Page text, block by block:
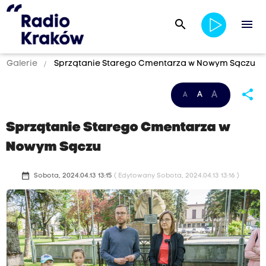
search menu
Galerie Sprzątanie Starego Cmentarza w Nowym Sączu
A A A share
Sprzątanie Starego Cmentarza w
Nowym Sączu
date_range Sobota, 2024.04.13 13:15 ( Edytowany Sobota, 2024.04.13 13:16 )